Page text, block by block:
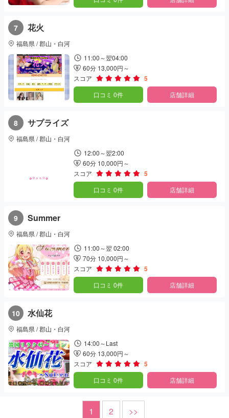
7 花火
福島県 / 郡山・白河
11:00～翌04:00
60分 13,000円～
スコア
5
口コミ 0件 店舗詳細
8 サプライズ
福島県 / 郡山・白河
12:00～翌2:00
60分 10,000円～
スコア
5
口コミ 0件 店舗詳細
9 Summer
福島県 / 郡山・白河
11:00～翌 02:00
70分 10,000円～
スコア
5
口コミ 0件 店舗詳細
10 水仙花
福島県 / 郡山・白河
14:00～Last
60分 13,000円～
スコア
5
口コミ 0件 店舗詳細
1 2 >>